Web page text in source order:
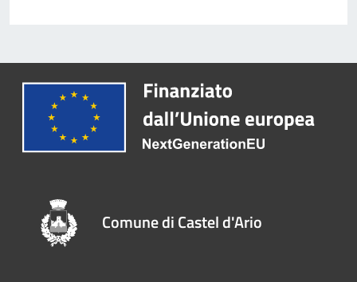
Comune di Castel d'Ario